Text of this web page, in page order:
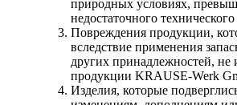
природных условиях,
недостаточного
Повреждения продукции,
вследствие применения
других принадлежностей, не
продукции KRAUSE-Werk
Изделия, которые